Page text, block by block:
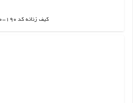
کیف زنانه کد 190-20
اطلاعات بیشتر